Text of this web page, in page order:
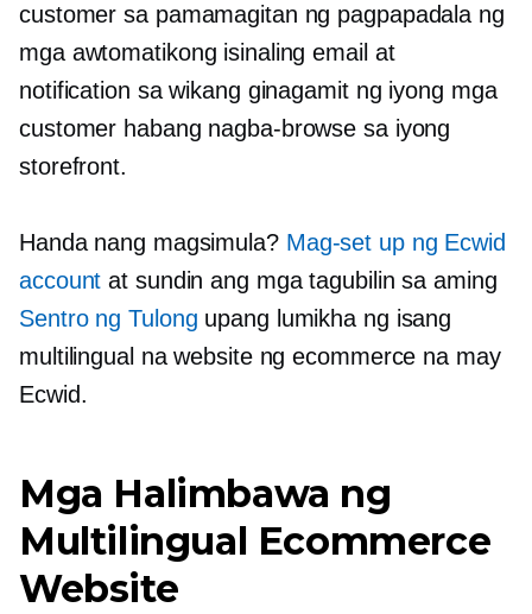
customer sa pamamagitan ng pagpapadala ng
mga awtomatikong isinaling email at
notification sa wikang ginagamit ng iyong mga
customer habang nagba-browse sa iyong
storefront.
Handa nang magsimula? Mag-set up ng Ecwid
account at sundin ang mga tagubilin sa aming
Sentro ng Tulong upang lumikha ng isang
multilingual na website ng ecommerce na may
Ecwid.
Mga Halimbawa ng
Multilingual Ecommerce
Website